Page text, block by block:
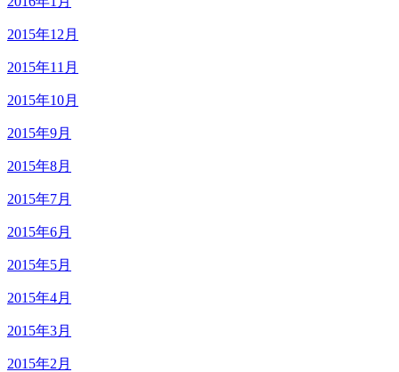
2015年12月
2015年11月
2015年10月
2015年9月
2015年8月
2015年7月
2015年6月
2015年5月
2015年4月
2015年3月
2015年2月